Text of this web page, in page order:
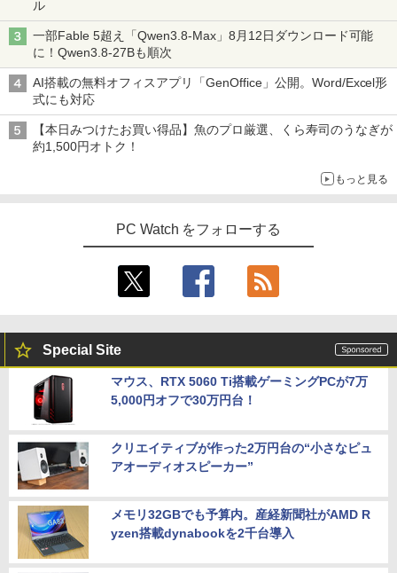
ル
一部Fable 5超え「Qwen3.8-Max」8月12日ダウンロード可能
に！Qwen3.8-27Bも順次
AI搭載の無料オフィスアプリ「GenOffice」公開。Word/Excel形
式にも対応
【本日みつけたお買い得品】魚のプロ厳選、くら寿司のうなぎが
約1,500円オトク！
もっと見る
PC Watch をフォローする
Special Site
マウス、RTX 5060 Ti搭載ゲーミングPCが7万
5,000円オフで30万円台！
クリエイティブが作った2万円台の“小さなピュ
アオーディオスピーカー”
メモリ32GBでも予算内。産経新聞社がAMD R
yzen搭載dynabookを2千台導入